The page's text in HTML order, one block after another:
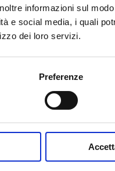
informazioni sul
e social media, i quali
dei loro servizi.
Preferenze
Sud America
(santos), Camboriu, Punta Del